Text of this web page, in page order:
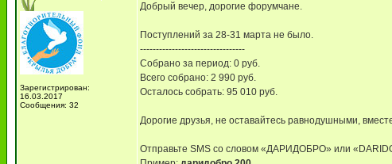
Зарегистрирован:
16.03.2017
Сообщения: 32
Добрый вечер, дорогие форумчане.
Поступлений за 28-31 марта не было.
---------------------------------
Собрано за период: 0 руб.
Всего собрано: 2 990 руб.
Осталось собрать: 95 010 руб.
Дорогие друзья, не оставайтесь равнодушными,
Отправьте SMS со словом «ДАРИДОБРО» или